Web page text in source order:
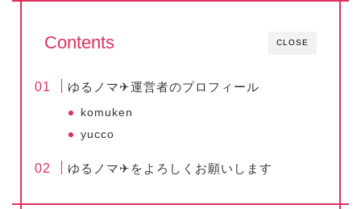
CLOSE
Contents
ゆるノマ✈︎運営者のプロフィール
komuken
yucco
ゆるノマ✈︎をよろしくお願いします